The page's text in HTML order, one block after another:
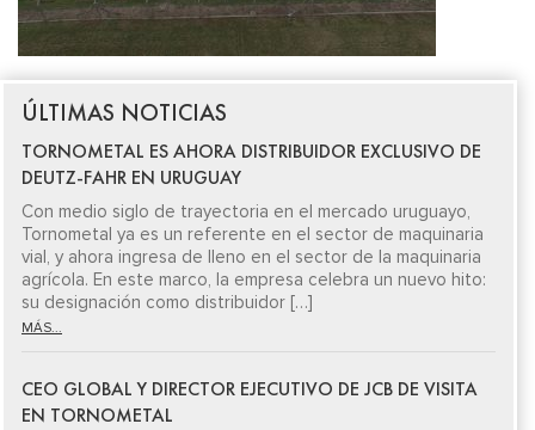
ÚLTIMAS NOTICIAS
TORNOMETAL ES AHORA DISTRIBUIDOR EXCLUSIVO DE
DEUTZ-FAHR EN URUGUAY
Con medio siglo de trayectoria en el mercado uruguayo,
Tornometal ya es un referente en el sector de maquinaria
vial, y ahora ingresa de lleno en el sector de la maquinaria
agrícola. En este marco, la empresa celebra un nuevo hito:
su designación como distribuidor […]
MÁS...
CEO GLOBAL Y DIRECTOR EJECUTIVO DE JCB DE VISITA
EN TORNOMETAL